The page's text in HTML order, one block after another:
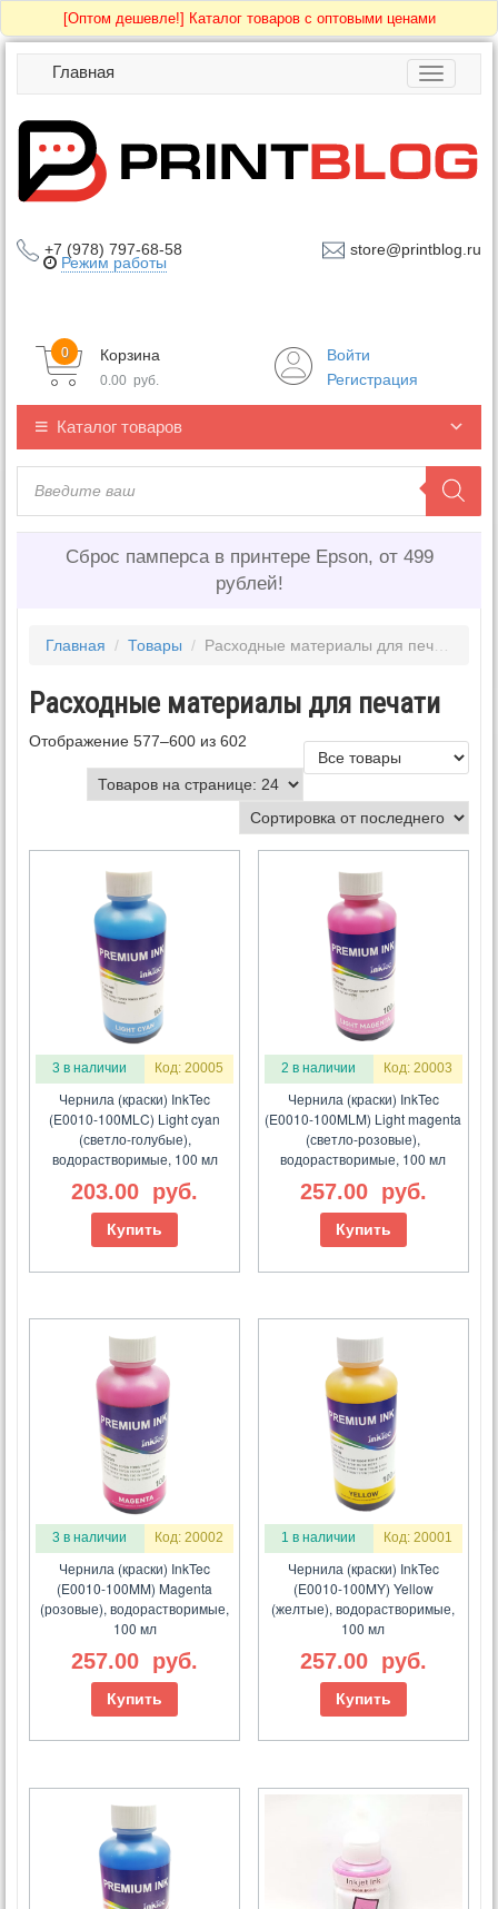
[Оптом дешевле!] Каталог товаров с оптовыми ценами
Toggle
Главная
+7 (978) 797-68-58 store@printblog.ru
Режим работы
Корзина
0
0.00 руб.
Войти
Регистрация
Каталог товаров
Сброс памперса в принтере Epson, от 499
рублей!
Главная / Товары / Расходные материалы для печати
Расходные материалы для печати
Отображение 577–600 из 602
3 в наличии Код: 20005
Чернила (краски) InkTec
(E0010-100MLC) Light cyan
(светло-голубые),
водорастворимые, 100 мл
203.00 руб.
Купить
2 в наличии Код: 20003
Чернила (краски) InkTec
(E0010-100MLM) Light magenta
(светло-розовые),
водорастворимые, 100 мл
257.00 руб.
Купить
3 в наличии Код: 20002
Чернила (краски) InkTec
(E0010-100MM) Magenta
(розовые), водорастворимые,
100 мл
257.00 руб.
Купить
1 в наличии Код: 20001
Чернила (краски) InkTec
(E0010-100MY) Yellow
(желтые), водорастворимые,
100 мл
257.00 руб.
Купить